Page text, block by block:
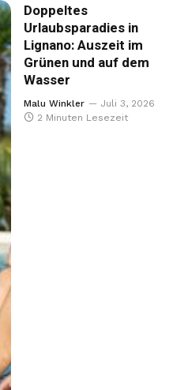
Doppeltes
Urlaubsparadies in
Lignano: Auszeit im
Grünen und auf dem
Wasser
Malu Winkler
Juli 3, 2026
2 Minuten Lesezeit